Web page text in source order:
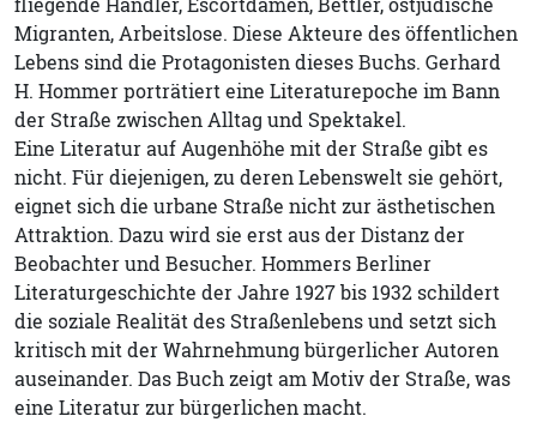
Migranten, Arbeitslose. Diese Akteure des öffentlichen
Lebens sind die Protagonisten dieses Buchs. Gerhard
H. Hommer porträtiert eine Literaturepoche im Bann
der Straße zwischen Alltag und Spektakel.
Eine Literatur auf Augenhöhe mit der Straße gibt es
nicht. Für diejenigen, zu deren Lebenswelt sie gehört,
eignet sich die urbane Straße nicht zur ästhetischen
Attraktion. Dazu wird sie erst aus der Distanz der
Beobachter und Besucher. Hommers Berliner
Literaturgeschichte der Jahre 1927 bis 1932 schildert
die soziale Realität des Straßenlebens und setzt sich
kritisch mit der Wahrnehmung bürgerlicher Autoren
auseinander. Das Buch zeigt am Motiv der Straße, was
eine Literatur zur bürgerlichen macht.